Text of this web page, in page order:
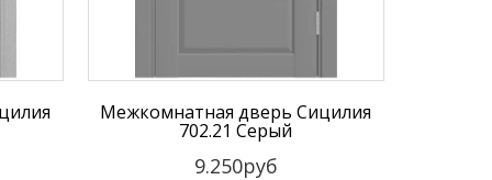
Межкомнатная дверь Сицилия
702.21 Серый
9.250руб